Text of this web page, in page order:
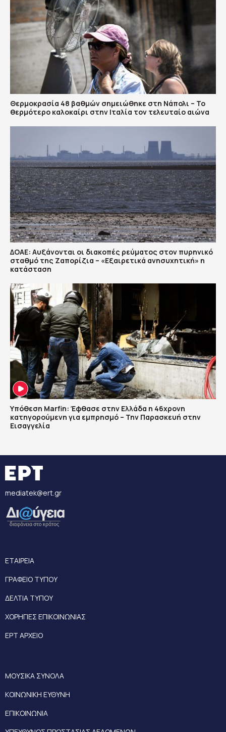
Θερμοκρασία 48 βαθμών σημειώθηκε στη Νάπολι – Το
θερμότερο καλοκαίρι στην Ιταλία τον τελευταίο αιώνα
ΔΟΑΕ: Αυξάνονται οι διακοπές ρεύματος στον πυρηνικό
σταθμό της Ζαπορίζια – «Εξαιρετικά ανησυχητική» η
κατάσταση
Υπόθεση Marfin: Έφθασε στην Ελλάδα η 46χρονη
κατηγορούμενη για εμπρησμό – Την Παρασκευή στην
Εισαγγελία
mediatek@ert.gr
ΕΤΑΙΡΕΙΑ
ΓΡΑΦΕΙΟ ΤΥΠΟΥ
ΔΕΛΤΙΑ ΤΥΠΟΥ
ΧΟΡΗΓΙΕΣ ΕΠΙΚΟΙΝΩΝΙΑΣ
ΕΡΤ ΑΡΧΕΙΟ
ΜΟΥΣΙΚΑ ΣΥΝΟΛΑ
ΚΟΙΝΩΝΙΚΗ ΕΥΘΥΝΗ
ΕΠΙΚΟΙΝΩΝΙΑ